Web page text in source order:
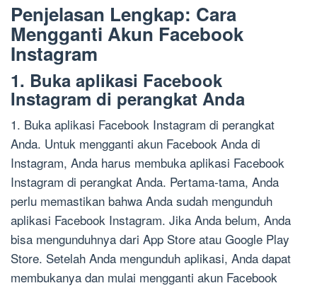
Penjelasan Lengkap: Cara
Mengganti Akun Facebook
Instagram
1. Buka aplikasi Facebook
Instagram di perangkat Anda
1. Buka aplikasi Facebook Instagram di perangkat
Anda. Untuk mengganti akun Facebook Anda di
Instagram, Anda harus membuka aplikasi Facebook
Instagram di perangkat Anda. Pertama-tama, Anda
perlu memastikan bahwa Anda sudah mengunduh
aplikasi Facebook Instagram. Jika Anda belum, Anda
bisa mengunduhnya dari App Store atau Google Play
Store. Setelah Anda mengunduh aplikasi, Anda dapat
membukanya dan mulai mengganti akun Facebook